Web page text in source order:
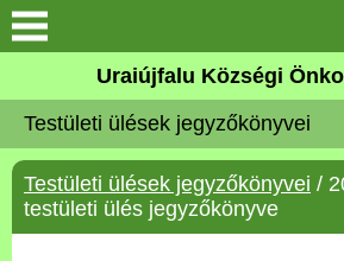
Köszöntő
Elérhetőségek
Uraiújfalu
Uraiújfalu Községi
Testületi ülések jegyzőkönyvei
Testületi ülések jegyzőkönyvei /
testületi ülés jegyzőkönyve